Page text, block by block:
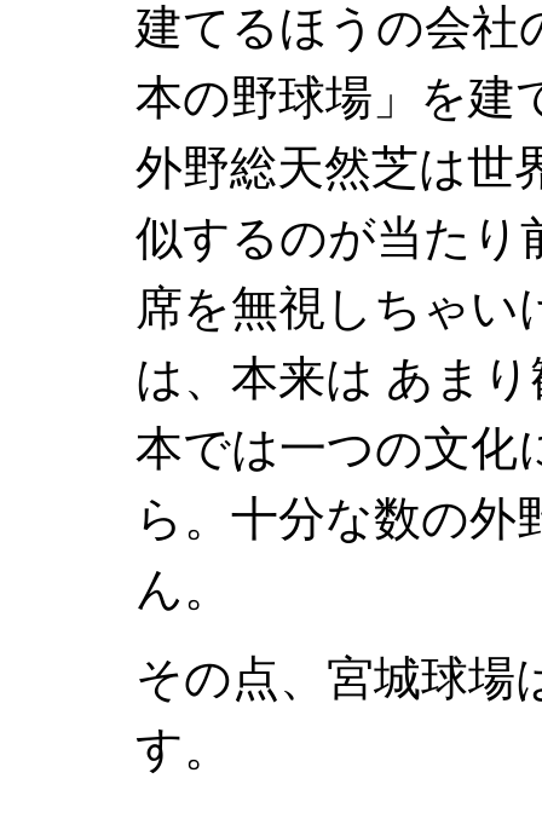
建てるほうの会社
本の野球場」を建
外野総天然芝は世
似するのが当たり
席を無視しちゃい
は、本来は あま
本では一つの文化
ら。十分な数の外
ん。
その点、宮城球場
す。